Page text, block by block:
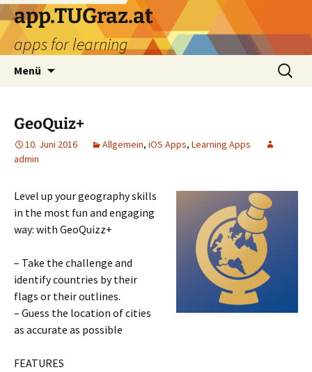
Zum
Inhalt
springen
app.TUGraz.at
apps for learning
Menü
Suchen
nach:
GeoQuiz+
10. Juni 2016 Allgemein, iOS Apps, Learning Apps
admin
Level up your geography skills
in the most fun and engaging
way: with GeoQuizz+
– Take the challenge and
identify countries by their
flags or their outlines.
– Guess the location of cities
as accurate as possible
FEATURES